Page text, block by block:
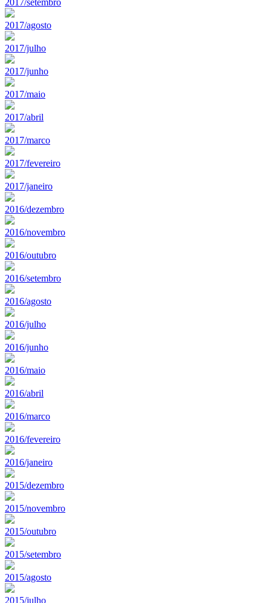
2017/agosto
2017/julho
2017/junho
2017/maio
2017/abril
2017/marco
2017/fevereiro
2017/janeiro
2016/dezembro
2016/novembro
2016/outubro
2016/setembro
2016/agosto
2016/julho
2016/junho
2016/maio
2016/abril
2016/marco
2016/fevereiro
2016/janeiro
2015/dezembro
2015/novembro
2015/outubro
2015/setembro
2015/agosto
2015/julho